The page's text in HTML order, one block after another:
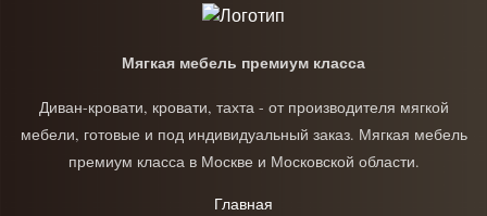
Мягкая мебель премиум класса
Диван-кровати, кровати, тахта - от производителя мягкой
мебели, готовые и под индивидуальный заказ. Мягкая мебель
премиум класса в Москве и Московской области.
Главная